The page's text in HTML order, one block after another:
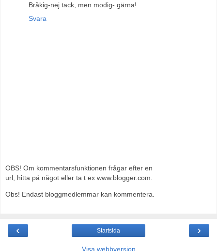
Bråkig-nej tack, men modig- gärna!
Svara
OBS! Om kommentarsfunktionen frågar efter en
url; hitta på något eller ta t ex www.blogger.com.
Obs! Endast bloggmedlemmar kan kommentera.
‹ ›
Startsida
Visa webbversion